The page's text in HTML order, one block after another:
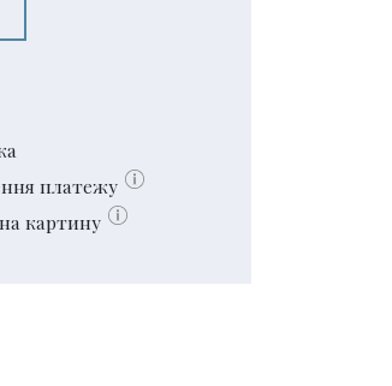
платежу
картину